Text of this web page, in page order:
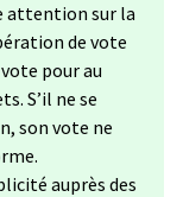
attention sur la
de vote
pour au
S’il ne se
son vote ne
auprès des